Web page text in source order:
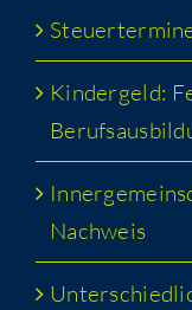
Kin­der­geld:
Nachweis